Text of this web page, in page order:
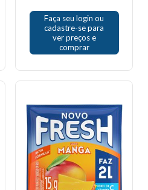
Faça seu login ou
cadastre-se para
ver preços e
comprar